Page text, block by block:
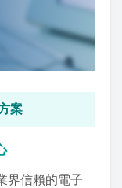
案
界信賴的電子